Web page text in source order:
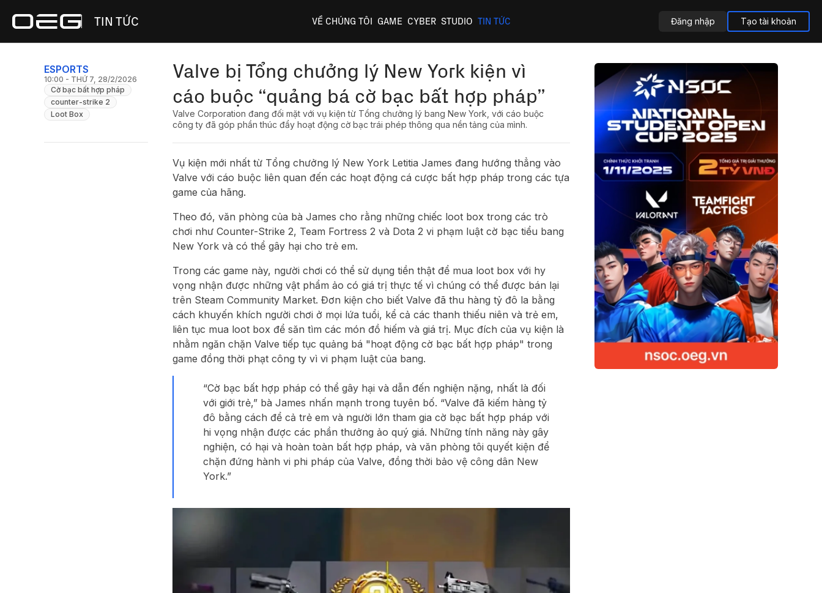
TIN TỨC VỀ CHÚNG TÔI GAME CYBER STUDIO TIN TỨC Đăng nhập Tạo tài khoản
ESPORTS
10:00 - THỨ 7, 28/2/2026
Cờ bạc bất hợp pháp
counter-strike 2
Loot Box
Valve bị Tổng chưởng lý New York kiện vì
cáo buộc “quảng bá cờ bạc bất hợp pháp”
Valve Corporation đang đối mặt với vụ kiện từ Tổng chưởng lý bang New York, với cáo buộc
công ty đã góp phần thúc đẩy hoạt động cờ bạc trái phép thông qua nền tảng của mình.
Vụ kiện mới nhất từ Tổng chưởng lý New York Letitia James đang hướng thẳng vào
Valve với cáo buộc liên quan đến các hoạt động cá cược bất hợp pháp trong các tựa
game của hãng.
Theo đó, văn phòng của bà James cho rằng những chiếc loot box trong các trò
chơi như Counter-Strike 2, Team Fortress 2 và Dota 2 vi phạm luật cờ bạc tiểu bang
New York và có thể gây hại cho trẻ em.
Trong các game này, người chơi có thể sử dụng tiền thật để mua loot box với hy
vọng nhận được những vật phẩm ảo có giá trị thực tế vì chúng có thể được bán lại
trên Steam Community Market. Đơn kiện cho biết Valve đã thu hàng tỷ đô la bằng
cách khuyến khích người chơi ở mọi lứa tuổi, kể cả các thanh thiếu niên và trẻ em,
liên tục mua loot box để săn tìm các món đồ hiếm và giá trị. Mục đích của vụ kiện là
nhằm ngăn chặn Valve tiếp tục quảng bá "hoạt động cờ bạc bất hợp pháp" trong
game đồng thời phạt công ty vì vi phạm luật của bang.
“Cờ bạc bất hợp pháp có thể gây hại và dẫn đến nghiện nặng, nhất là đối
với giới trẻ,” bà James nhấn mạnh trong tuyên bố. “Valve đã kiếm hàng tỷ
đô bằng cách để cả trẻ em và người lớn tham gia cờ bạc bất hợp pháp với
hi vọng nhận được các phần thưởng ảo quý giá. Những tính năng này gây
nghiện, có hại và hoàn toàn bất hợp pháp, và văn phòng tôi quyết kiện để
chặn đứng hành vi phi pháp của Valve, đồng thời bảo vệ công dân New
York.”